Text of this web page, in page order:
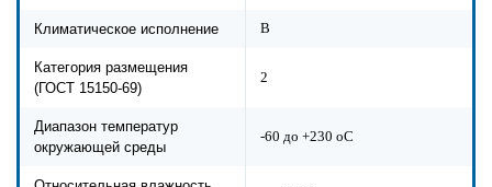
Климатическое исполнение В
Категория размещения
(ГОСТ 15150-69)
2
Диапазон температур
окружающей среды
-60 до +230 оС